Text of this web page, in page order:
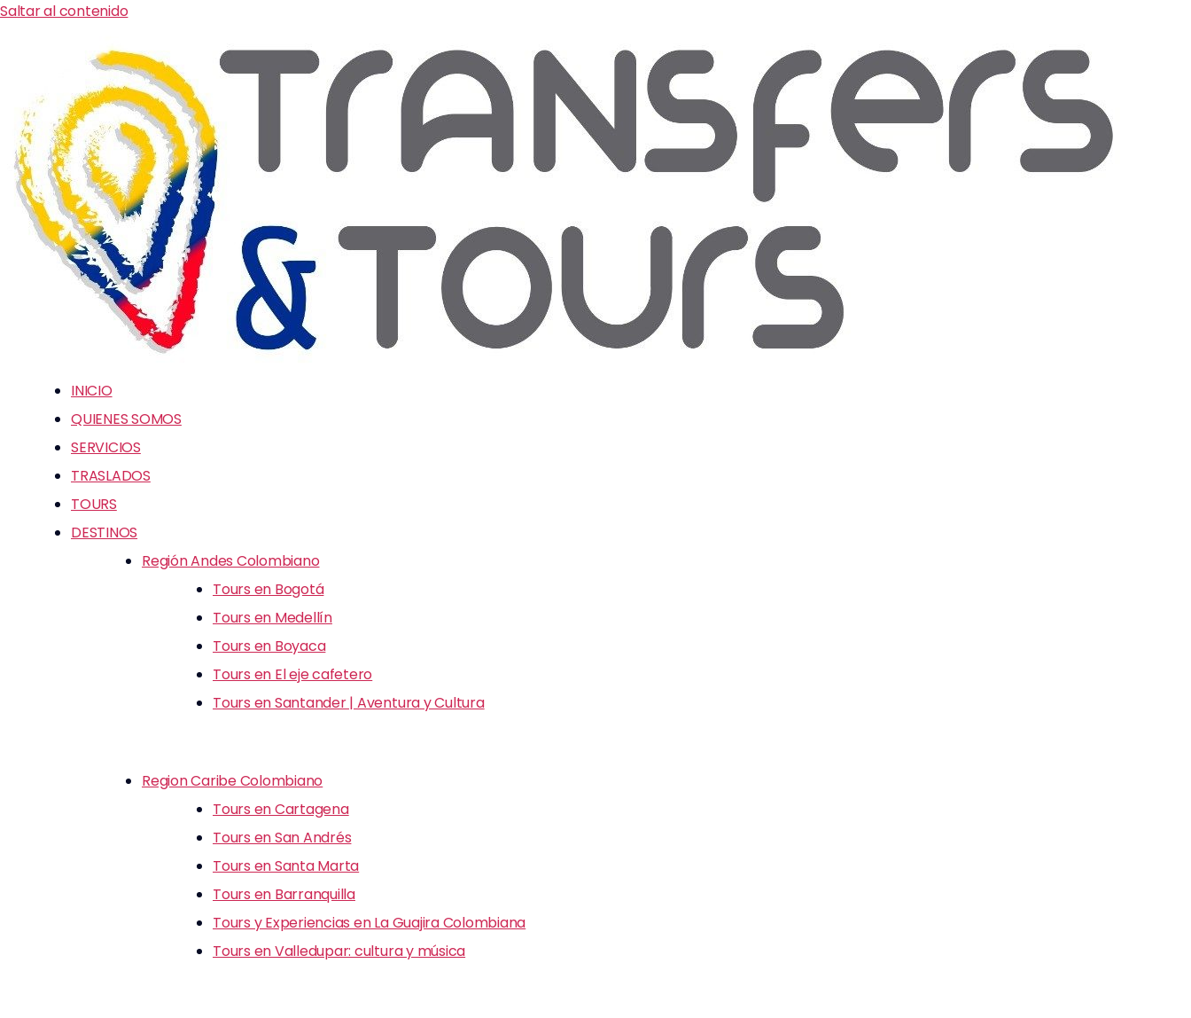
Saltar al contenido
INICIO
QUIENES SOMOS
SERVICIOS
TRASLADOS
TOURS
DESTINOS
Región Andes Colombiano
Tours en Bogotá
Tours en Medellín
Tours en Boyaca
Tours en El eje cafetero
Tours en Santander | Aventura y Cultura
Region Caribe Colombiano
Tours en Cartagena
Tours en San Andrés
Tours en Santa Marta
Tours en Barranquilla
Tours y Experiencias en La Guajira Colombiana
Tours en Valledupar: cultura y música